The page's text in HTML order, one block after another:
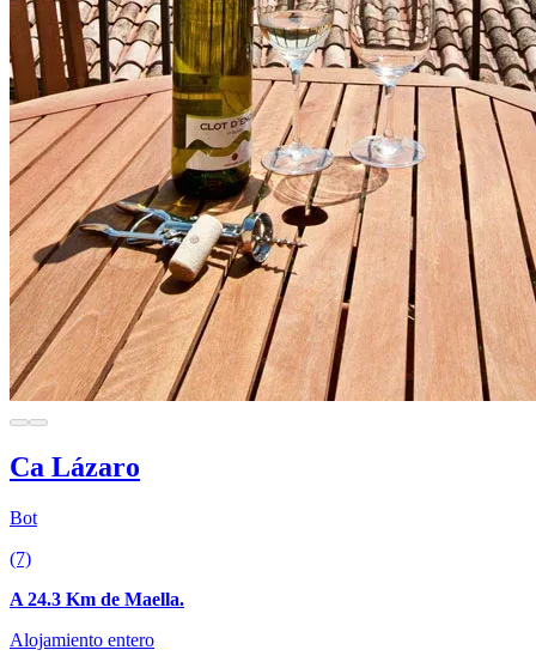
Ca Lázaro
Bot
(7)
A 24.3 Km de Maella.
Alojamiento entero